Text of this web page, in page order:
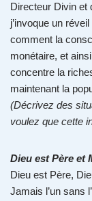
Directeur Divin et
j’invoque un
comment la
monétaire, et
concentre la
maintenant la
(Décrivez des
voulez que cette
Dieu est Père et
Dieu est Père,
Jamais l’un sans